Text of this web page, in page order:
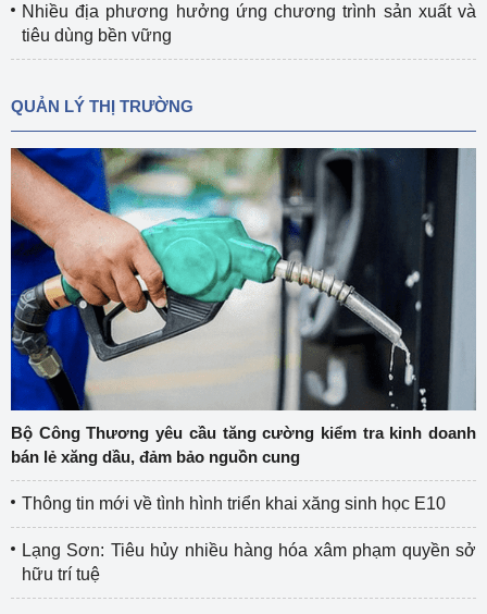
Nhiều địa phương hưởng ứng chương trình sản xuất và
tiêu dùng bền vững
QUẢN LÝ THỊ TRƯỜNG
Bộ Công Thương yêu cầu tăng cường kiểm tra kinh doanh
bán lẻ xăng dầu, đảm bảo nguồn cung
Thông tin mới về tình hình triển khai xăng sinh học E10
Lạng Sơn: Tiêu hủy nhiều hàng hóa xâm phạm quyền sở
hữu trí tuệ